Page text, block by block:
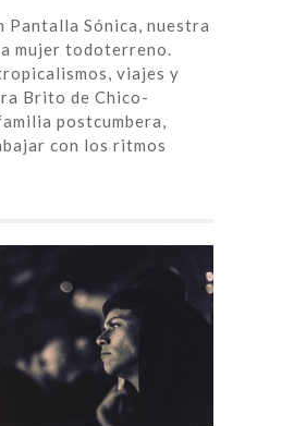
Pantalla Sónica, nuestra
mujer todoterreno.
viajes y
Brito de Chico-
postcumbera,
con los ritmos